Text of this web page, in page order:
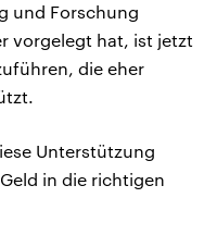
und Forschung
vorgelegt hat, ist jetzt
die eher
Unterstützung
in die richtigen